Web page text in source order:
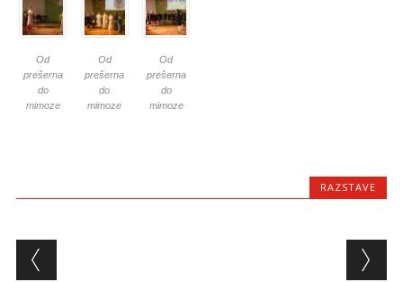
Od
prešerna
do
mimoze
Od
prešerna
do
mimoze
Od
prešerna
do
mimoze
RAZSTAVE
Post navigation